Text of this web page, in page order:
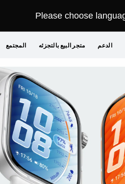
Please choose
الدعم متجر البيع بالتجزئه المجتمع